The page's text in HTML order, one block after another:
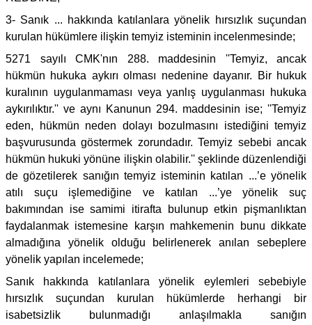
3- Sanık ... hakkında katılanlara yönelik hırsızlık suçundan
kurulan hükümlere ilişkin temyiz isteminin incelenmesinde;
5271 sayılı CMK'nın 288. maddesinin ''Temyiz, ancak
hükmün hukuka aykırı olması nedenine dayanır. Bir hukuk
kuralının uygulanmaması veya yanlış uygulanması hukuka
aykırılıktır.'' ve aynı Kanunun 294. maddesinin ise; ''Temyiz
eden, hükmün neden dolayı bozulmasını istediğini temyiz
başvurusunda göstermek zorundadır. Temyiz sebebi ancak
hükmün hukuki yönüne ilişkin olabilir.'' şeklinde düzenlendiği
de gözetilerek sanığın temyiz isteminin katılan ...’e yönelik
atılı suçu işlemediğine ve katılan ...’ye yönelik suç
bakımından ise samimi itirafta bulunup etkin pişmanlıktan
faydalanmak istemesine karşın mahkemenin bunu dikkate
almadığına yönelik olduğu belirlenerek anılan sebeplere
yönelik yapılan incelemede;
Sanık hakkında katılanlara yönelik eylemleri sebebiyle
hırsızlık suçundan kurulan hükümlerde herhangi bir
isabetsizlik bulunmadığı anlaşılmakla sanığın